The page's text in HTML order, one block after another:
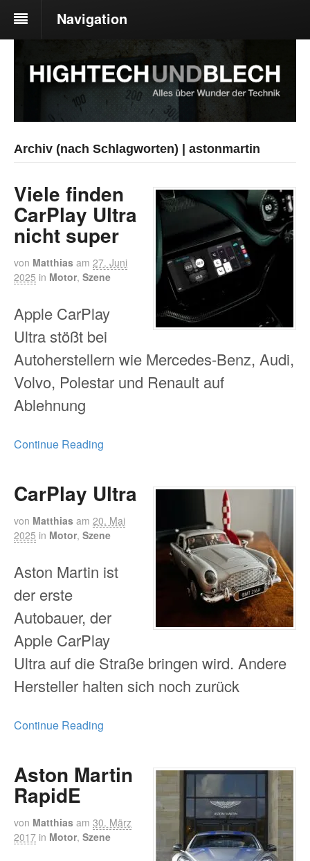
Navigation
Archiv (nach Schlagworten) | astonmartin
Viele finden
CarPlay Ultra
nicht super
von Matthias am 27. Juni
2025 in Motor, Szene
Apple CarPlay
Ultra stößt bei
Autoherstellern wie Mercedes-Benz, Audi,
Volvo, Polestar und Renault auf
Ablehnung
Continue Reading
CarPlay Ultra
von Matthias am 20. Mai
2025 in Motor, Szene
Aston Martin ist
der erste
Autobauer, der
Apple CarPlay
Ultra auf die Straße bringen wird. Andere
Hersteller halten sich noch zurück
Continue Reading
Aston Martin
RapidE
von Matthias am 30. März
2017 in Motor, Szene